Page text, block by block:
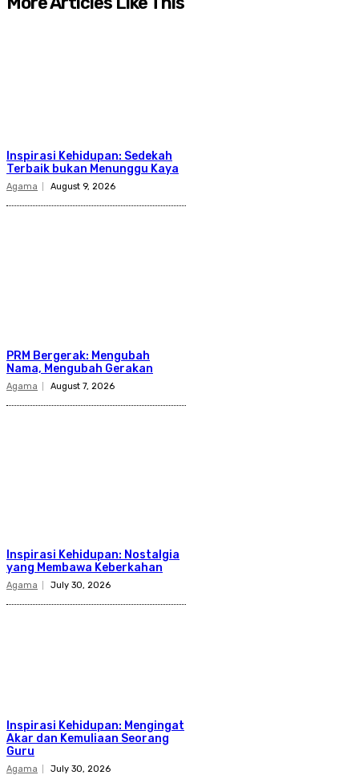
Inspirasi Kehidupan: Sedekah
Terbaik bukan Menunggu Kaya
Agama August 9, 2026
PRM Bergerak: Mengubah
Nama, Mengubah Gerakan
Agama August 7, 2026
Inspirasi Kehidupan: Nostalgia
yang Membawa Keberkahan
Agama July 30, 2026
Inspirasi Kehidupan: Mengingat
Akar dan Kemuliaan Seorang
Guru
Agama July 30, 2026